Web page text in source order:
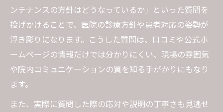
ンテナンスの方針はどうなっているか」といった質問を
投げかけることで、医院の診療方針や患者対応の姿勢が
浮き彫りになります。こうした質問は、口コミや公式ホ
ームページの情報だけでは分かりにくい、現場の雰囲気
や院内コミュニケーションの質を知る手がかりにもなり
ます。
また、実際に質問した際の応対や説明の丁寧さも見逃せ